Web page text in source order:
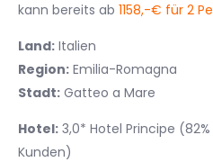
kann bereits ab 1158,-€ für 2
Land: Italien
Region: Emilia-Romagna
Stadt: Gatteo a Mare
Hotel: 3,0* Hotel Principe
Kunden)